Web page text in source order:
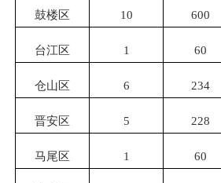
鼓楼区 10 600
台江区 1 60
仓山区 6 234
晋安区 5 228
马尾区 1 60